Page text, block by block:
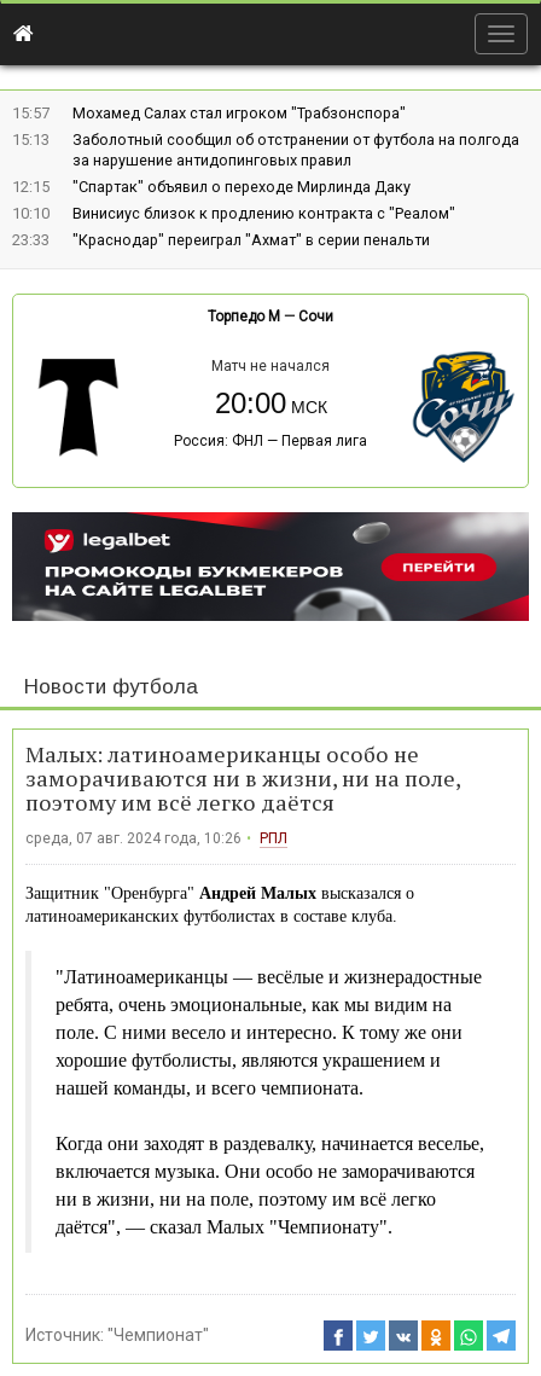
15:57
Мохамед Салах стал игроком "Трабзонспора"
15:13
Заболотный сообщил об отстранении от футбола на полгода
за нарушение антидопинговых правил
12:15
"Спартак" объявил о переходе Мирлинда Даку
10:10
Винисиус близок к продлению контракта с "Реалом"
23:33
"Краснодар" переиграл "Ахмат" в серии пенальти
Торпедо М — Сочи
Матч не начался
20:00
Россия: ФНЛ — Первая лига
Новости футбола
Малых: латиноамериканцы особо не
заморачиваются ни в жизни, ни на поле,
поэтому им всё легко даётся
среда, 07 авг. 2024 года, 10:26 РПЛ
Защитник "Оренбурга" Андрей Малых высказался о
латиноамериканских футболистах в составе клуба.
"Латиноамериканцы — весёлые и жизнерадостные
ребята, очень эмоциональные, как мы видим на
поле. С ними весело и интересно. К тому же они
хорошие футболисты, являются украшением и
нашей команды, и всего чемпионата.
Когда они заходят в раздевалку, начинается веселье,
включается музыка. Они особо не заморачиваются
ни в жизни, ни на поле, поэтому им всё легко
даётся", — сказал Малых "Чемпионату".
Источник: "Чемпионат"